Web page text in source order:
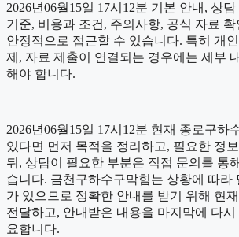
2026년06월15일 17시12분 기본 안내, 상
기준, 비용과 조건, 주의사항, 공식 자료
안정적으로 접근할 수 있습니다. 특히 개
제, 자료 제출이 연결되는 경우에는 세부
해야 합니다.
2026년06월15일 17시12분 현재 종로구하
있다면 먼저 목적을 정리하고, 필요한 정
뒤, 상담이 필요한 부분은 직접 문의를 통
습니다. 금천구하수구막힘는 상황에 따라
가 있으므로 정확한 안내를 받기 위해 현
전달하고, 안내받은 내용을 마지막에 다
요합니다.